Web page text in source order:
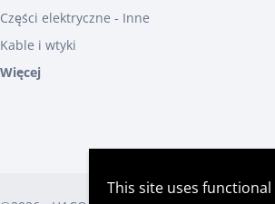
This site uses
Sterowania wewnętrzne
Sterowanie nożne
Sterowanie zewnętrzne
Części elektryczne - Inne
Kable i wtyki
Więcej